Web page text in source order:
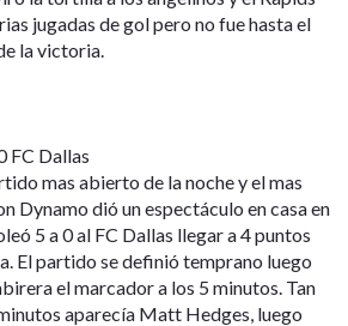
jugadas de gol pero no fue hasta el
la victoria.
FC Dallas
mas abierto de la noche y el mas
Dynamo dió un espectáculo en casa en
5 a 0 al FC Dallas llegar a 4 puntos
El partido se definió temprano luego
el marcador a los 5 minutos. Tan
aparecía Matt Hedges, luego